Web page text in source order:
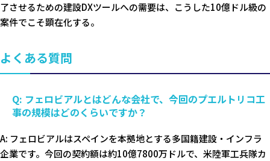
了させるための建設DXツールへの需要は、こうした10億ドル級の
案件でこそ顕在化する。
よくある質問
Q: フェロビアルとはどんな会社で、今回のプエルトリコ工
事の規模はどのくらいですか？
A: フェロビアルはスペインを本拠地とする多国籍建設・インフラ
企業です。今回の契約額は約10億7800万ドルで、米陸軍工兵隊カ